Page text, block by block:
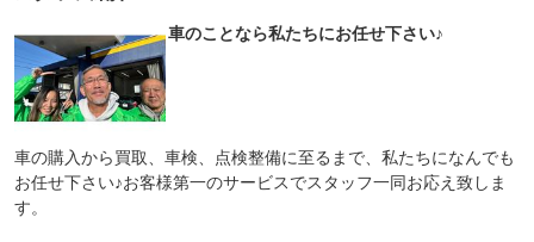
車のことなら私たちにお任せ下さい♪
車の購入から買取、車検、点検整備に至るまで、私たちになんでも
お任せ下さい♪お客様第一のサービスでスタッフ一同お応え致しま
す。